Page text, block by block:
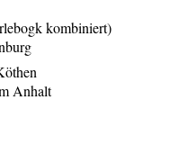
kombiniert)
Anhalt